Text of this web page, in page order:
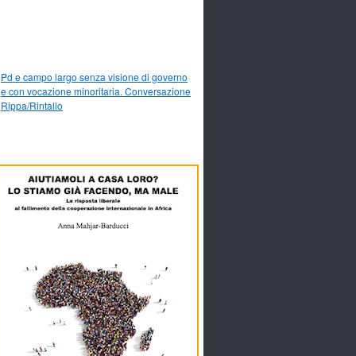
Pd e campo largo senza visione di governo
e con vocazione minoritaria. Conversazione
Rippa/Rintallo